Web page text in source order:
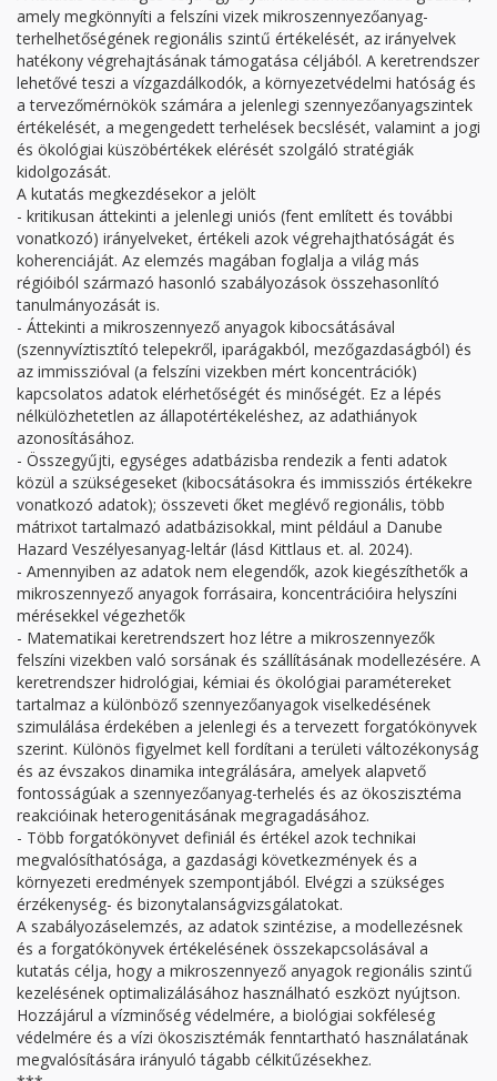
amely megkönnyíti a felszíni vizek mikroszennyezőanyag-
terhelhetőségének regionális szintű értékelését, az irányelvek
hatékony végrehajtásának támogatása céljából. A keretrendszer
lehetővé teszi a vízgazdálkodók, a környezetvédelmi hatóság és
a tervezőmérnökök számára a jelenlegi szennyezőanyagszintek
értékelését, a megengedett terhelések becslését, valamint a jogi
és ökológiai küszöbértékek elérését szolgáló stratégiák
kidolgozását.
A kutatás megkezdésekor a jelölt
- kritikusan áttekinti a jelenlegi uniós (fent említett és további
vonatkozó) irányelveket, értékeli azok végrehajthatóságát és
koherenciáját. Az elemzés magában foglalja a világ más
régióiból származó hasonló szabályozások összehasonlító
tanulmányozását is.
- Áttekinti a mikroszennyező anyagok kibocsátásával
(szennyvíztisztító telepekről, iparágakból, mezőgazdaságból) és
az immisszióval (a felszíni vizekben mért koncentrációk)
kapcsolatos adatok elérhetőségét és minőségét. Ez a lépés
nélkülözhetetlen az állapotértékeléshez, az adathiányok
azonosításához.
- Összegyűjti, egységes adatbázisba rendezik a fenti adatok
közül a szükségeseket (kibocsátásokra és immissziós értékekre
vonatkozó adatok); összeveti őket meglévő regionális, több
mátrixot tartalmazó adatbázisokkal, mint például a Danube
Hazard Veszélyesanyag-leltár (lásd Kittlaus et. al. 2024).
- Amennyiben az adatok nem elegendők, azok kiegészíthetők a
mikroszennyező anyagok forrásaira, koncentrációira helyszíni
mérésekkel végezhetők
- Matematikai keretrendszert hoz létre a mikroszennyezők
felszíni vizekben való sorsának és szállításának modellezésére. A
keretrendszer hidrológiai, kémiai és ökológiai paramétereket
tartalmaz a különböző szennyezőanyagok viselkedésének
szimulálása érdekében a jelenlegi és a tervezett forgatókönyvek
szerint. Különös figyelmet kell fordítani a területi változékonyság
és az évszakos dinamika integrálására, amelyek alapvető
fontosságúak a szennyezőanyag-terhelés és az ökoszisztéma
reakcióinak heterogenitásának megragadásához.
- Több forgatókönyvet definiál és értékel azok technikai
megvalósíthatósága, a gazdasági következmények és a
környezeti eredmények szempontjából. Elvégzi a szükséges
érzékenység- és bizonytalanságvizsgálatokat.
A szabályozáselemzés, az adatok szintézise, a modellezésnek
és a forgatókönyvek értékelésének összekapcsolásával a
kutatás célja, hogy a mikroszennyező anyagok regionális szintű
kezelésének optimalizálásához használható eszközt nyújtson.
Hozzájárul a vízminőség védelmére, a biológiai sokféleség
védelmére és a vízi ökoszisztémák fenntartható használatának
megvalósítására irányuló tágabb célkitűzésekhez.